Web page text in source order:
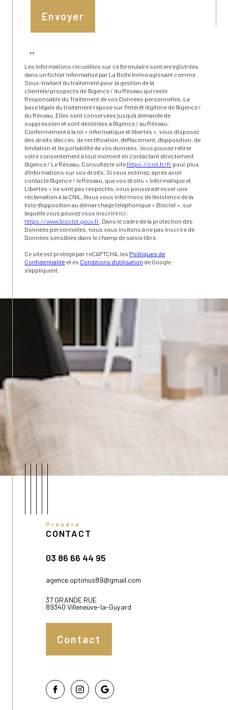
Envoyer
**
Les informations recueillies sur ce formulaire sont enregistrées
dans un fichier informatisé par La Boite Immo agissant comme
Sous-traitant du traitement pour la gestion de la
clientèle/prospects de l'Agence / du Réseau qui reste
Responsable du Traitement de vos Données personnelles. La
base légale du traitement repose sur l'intérêt légitime de l'Agence /
du Réseau. Elles sont conservées jusqu'à demande de
suppression et sont destinées à l'Agence / au Réseau.
Conformément à la loi « informatique et libertés », vous disposez
des droits d’accès, de rectification, d’effacement, d’opposition, de
limitation et de portabilité de vos données. Vous pouvez retirer
votre consentement à tout moment en contactant directement
l’Agence / Le Réseau. Consultez le site https://cnil.fr/fr pour plus
d’informations sur vos droits. Si vous estimez, après avoir
contacté l'Agence / le Réseau, que vos droits « Informatique et
Libertés » ne sont pas respectés, vous pouvez adresser une
réclamation à la CNIL. Nous vous informons de l’existence de la
liste d'opposition au démarchage téléphonique « Bloctel », sur
laquelle vous pouvez vous inscrire ici :
https://www.bloctel.gouv.fr . Dans le cadre de la protection des
Données personnelles, nous vous invitons à ne pas inscrire de
Données sensibles dans le champ de saisie libre.
Ce site est protégé par reCAPTCHA, les Politiques de
Confidentialité et es Conditions d'utilisation de Google
s'appliquent.
Prendre
CONTACT
03 86 66 44 95
agence.optimus89@gmail.com
37 GRANDE RUE
89340 Villeneuve-la-Guyard
Contact